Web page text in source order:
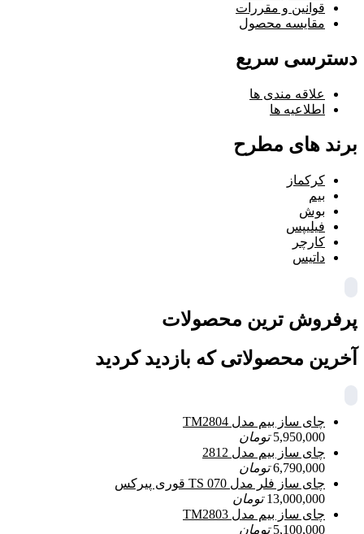
قوانین و مقررات
مقایسه محصول
دسترسی سریع
علاقه مندی ها
اطلاعیه ها
برند های مطرح
کرکماز
بیم
بوش
فیلیپس
کارچر
داتیس
پرفروش ترین محصولات
آخرین محصولاتی که بازدید کردید
چای ساز بیم مدل TM2804
5,950,000 تومان
چای ساز بیم مدل 2812
6,790,000 تومان
چای ساز فلر مدل TS 070 قوری پیرکس
13,000,000 تومان
چای ساز بیم مدل TM2803
5,100,000 تومان